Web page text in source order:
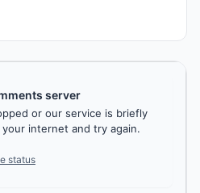
server
or our service is briefly
internet and try again.
status